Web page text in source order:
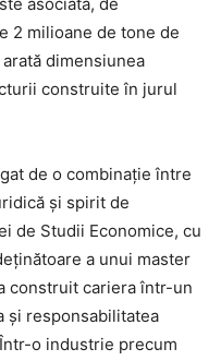
2 milioane de tone de
dimensiunea
construite în jurul
de o combinație între
și spirit de
de Studii Economice, cu
a unui master
construit cariera într-un
și responsabilitatea
o industrie precum